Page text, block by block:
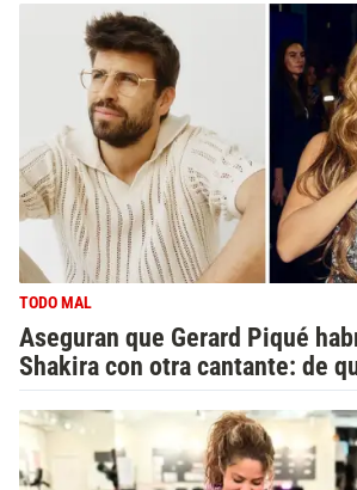
TODO MAL
Aseguran que Gerard Piqué
Shakira con otra cantante: de